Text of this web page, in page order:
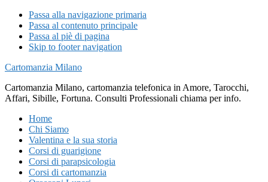
Passa alla navigazione primaria
Passa al contenuto principale
Passa al piè di pagina
Skip to footer navigation
Cartomanzia Milano
Cartomanzia Milano, cartomanzia telefonica in Amore, Tarocchi,
Affari, Sibille, Fortuna. Consulti Professionali chiama per info.
Home
Chi Siamo
Valentina e la sua storia
Corsi di guarigione
Corsi di parapsicologia
Corsi di cartomanzia